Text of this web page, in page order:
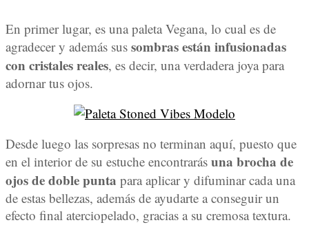
En primer lugar, es una paleta Vegana, lo cual es de
agradecer y además sus sombras están infusionadas
con cristales reales, es decir, una verdadera joya para
adornar tus ojos.
Desde luego las sorpresas no terminan aquí, puesto que
en el interior de su estuche encontrarás una brocha de
ojos de doble punta para aplicar y difuminar cada una
de estas bellezas, además de ayudarte a conseguir un
efecto final aterciopelado, gracias a su cremosa textura.